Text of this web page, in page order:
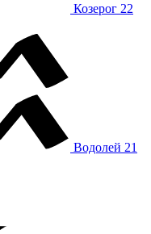
Козерог 22
Водолей 21